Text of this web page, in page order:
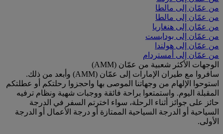
من عمّان إلى مالطا
من عمّان إلى مالطا
من عمّان إلى هنغاريا
من عمّان إلى بودابست
من عمّان إلى هولندا
من عمّان إلى أمستردام
الوجهات الأكثر شعبية من عمّان (AMM)
سافروا مع طيران الإمارات إلى عمّان (AMM) وأبعد من ذلك.
استوحوا الإلهام من وجهاتنا الموصى بها واحجزوا رحلتكم أو عطلتكم
المقبلة اليوم. واستمتعوا براحة فائقة ووجبات شهية ونظام ترفيه
حائز على جوائز أثناء الرحلة، سواء اخترتم السفر في الدرجة
السياحية أو الدرجة السياحية الممتازة أو درجة الأعمال أو الدرجة
الأولى.